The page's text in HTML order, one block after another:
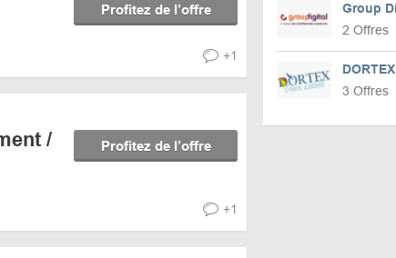
Profitez de l’offre
+1
/
Profitez de l’offre
+1
Group
2 Offres
DORTEX
3 Offres